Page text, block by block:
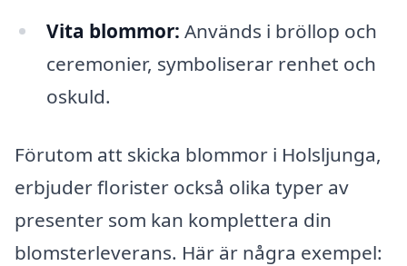
Vita blommor: Används i bröllop och
ceremonier, symboliserar renhet och
oskuld.
Förutom att skicka blommor i Holsljunga,
erbjuder florister också olika typer av
presenter som kan komplettera din
blomsterleverans. Här är några exempel: